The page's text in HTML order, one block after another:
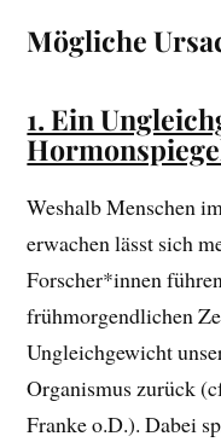
Mögliche
1. Ein
Weshalb Menschen
erwachen lässt sich
Forscher*innen
frühmorgendlichen
Ungleichgewicht
Organismus zurück
Franke o.D.). Dabei